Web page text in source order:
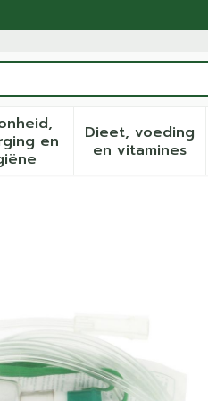
en
Toon submenu voor
Dieet, voeding
en vitamines
Toon
Met